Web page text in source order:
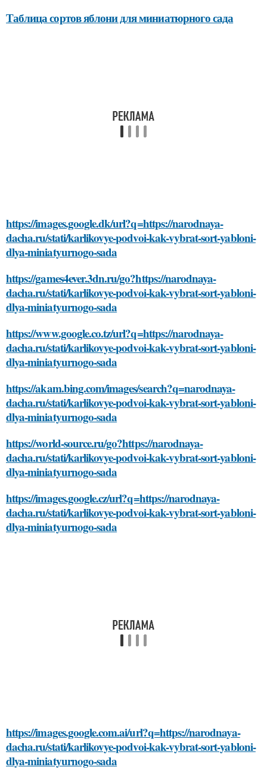
Таблица сортов яблони для миниатюрного сада
https://images.google.dk/url?q=https://narodnaya-
dacha.ru/stati/karlikovye-podvoi-kak-vybrat-sort-yabloni-
dlya-miniatyurnogo-sada
https://games4ever.3dn.ru/go?https://narodnaya-
dacha.ru/stati/karlikovye-podvoi-kak-vybrat-sort-yabloni-
dlya-miniatyurnogo-sada
https://www.google.co.tz/url?q=https://narodnaya-
dacha.ru/stati/karlikovye-podvoi-kak-vybrat-sort-yabloni-
dlya-miniatyurnogo-sada
https://akam.bing.com/images/search?q=narodnaya-
dacha.ru/stati/karlikovye-podvoi-kak-vybrat-sort-yabloni-
dlya-miniatyurnogo-sada
https://world-source.ru/go?https://narodnaya-
dacha.ru/stati/karlikovye-podvoi-kak-vybrat-sort-yabloni-
dlya-miniatyurnogo-sada
https://images.google.cz/url?q=https://narodnaya-
dacha.ru/stati/karlikovye-podvoi-kak-vybrat-sort-yabloni-
dlya-miniatyurnogo-sada
https://images.google.com.ai/url?q=https://narodnaya-
dacha.ru/stati/karlikovye-podvoi-kak-vybrat-sort-yabloni-
dlya-miniatyurnogo-sada